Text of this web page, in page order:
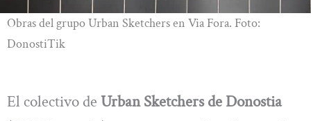
Obras del grupo Urban Sketchers en Via Fora. Foto:
DonostiTik
El colectivo de Urban Sketchers de Donostia